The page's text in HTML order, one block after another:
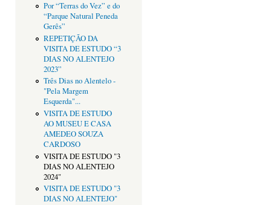
Por “Terras do Vez” e do
“Parque Natural Peneda
Gerês”
REPETIÇÃO DA
VISITA DE ESTUDO “3
DIAS NO ALENTEJO
2023”
Três Dias no Alentelo -
"Pela Margem
Esquerda"...
VISITA DE ESTUDO
AO MUSEU E CASA
AMEDEO SOUZA
CARDOSO
VISITA DE ESTUDO "3
DIAS NO ALENTEJO
2024"
VISITA DE ESTUDO "3
DIAS NO ALENTEJO"